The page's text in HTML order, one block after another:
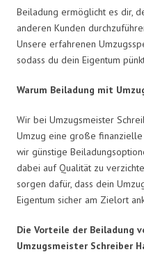
Beiladung ermöglicht es dir,
anderen Kunden
Unsere erfahrenen
sodass du dein Eigentum
Warum Beiladung mit
Wir bei Umzugsmeister
Umzug eine große finanzielle
wir günstige
dabei auf Qualität zu
sorgen dafür, dass dein
Eigentum sicher am Zielort
Die Vorteile der Beiladung
Umzugsmeister Schreiber